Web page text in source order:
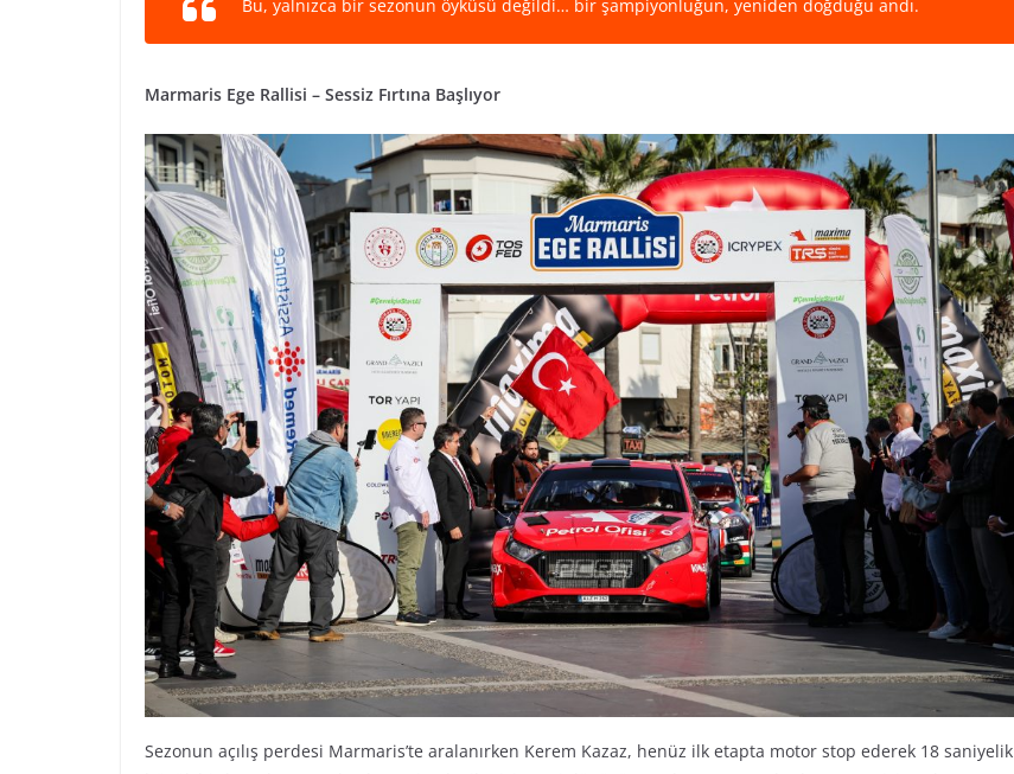
Bu, yalnızca bir sezonun öyküsü değildi… bir şampiyonluğun, yeniden doğduğu andı.
Marmaris Ege Rallisi – Sessiz Fırtına Başlıyor
Sezonun açılış perdesi Marmaris’te aralanırken Kerem Kazaz, henüz ilk etapta motor stop ederek 18 saniyelik